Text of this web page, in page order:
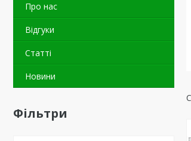
Про нас
Відгуки
Статті
Новини
Фільтри